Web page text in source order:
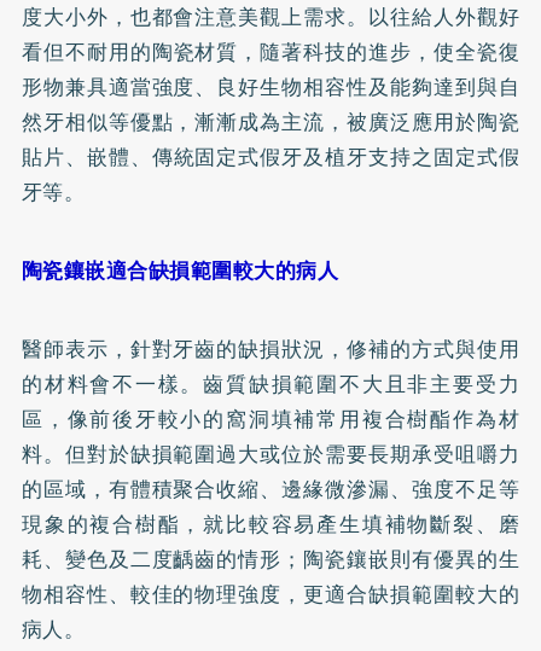
度大小外，也都會注意美觀上需求。以往給人外觀好
看但不耐用的陶瓷材質，隨著科技的進步，使全瓷復
形物兼具適當強度、良好生物相容性及能夠達到與自
然牙相似等優點，漸漸成為主流，被廣泛應用於陶瓷
貼片、嵌體、傳統固定式假牙及植牙支持之固定式假
牙等。
陶瓷鑲嵌適合缺損範圍較大的病人
醫師表示，針對牙齒的缺損狀況，修補的方式與使用
的材料會不一樣。齒質缺損範圍不大且非主要受力
區，像前後牙較小的窩洞填補常用複合樹酯作為材
料。但對於缺損範圍過大或位於需要長期承受咀嚼力
的區域，有體積聚合收縮、邊緣微滲漏、強度不足等
現象的複合樹酯，就比較容易產生填補物斷裂、磨
耗、變色及二度齲齒的情形；陶瓷鑲嵌則有優異的生
物相容性、較佳的物理強度，更適合缺損範圍較大的
病人。